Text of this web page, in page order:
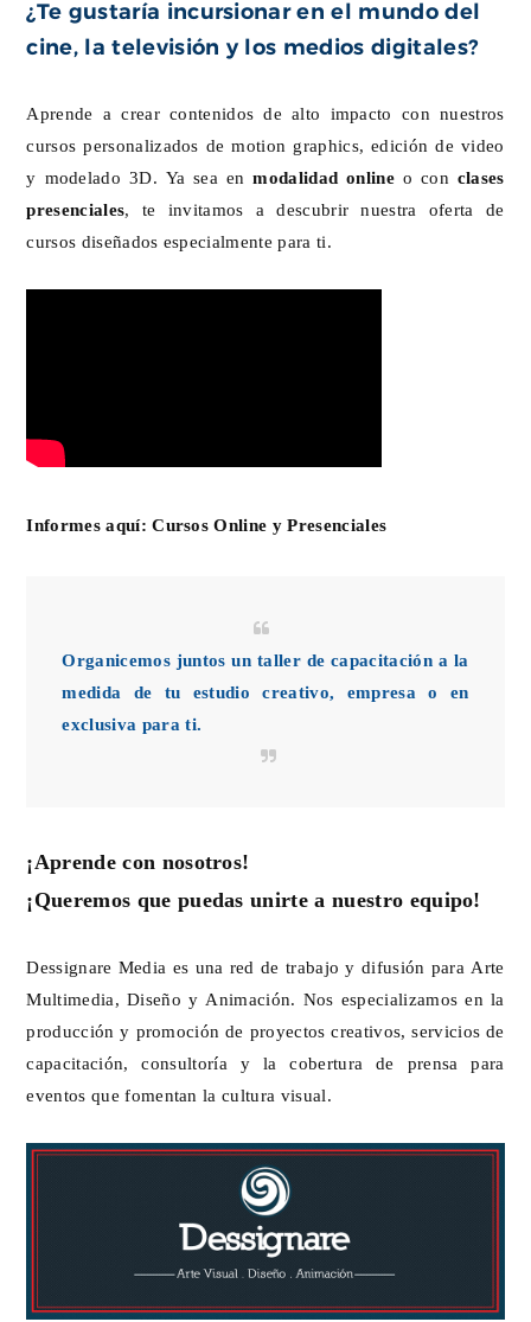
¿Te gustaría incursionar en el mundo del
cine, la televisión y los medios digitales?
Aprende a crear contenidos de alto impacto con nuestros
cursos personalizados de motion graphics, edición de video
y modelado 3D. Ya sea en modalidad onlineo con clases
presenciales , te invitamos a descubrir nuestra oferta de
cursos diseñados especialmente para ti.
Informes aquí:Cursos Online y Presenciales
Organicemos juntos un taller de capacitación a la
medida de tu estudio creativo, empresa o en
exclusiva para ti.
¡Aprende con nosotros!
¡Queremos que puedas unirte a nuestro equipo!
Dessignare Media es una red de trabajo y difusión para Arte
Multimedia, Diseño y Animación. Nos especializamos en la
producción y promoción de proyectos creativos, servicios de
capacitación, consultoría y la cobertura de prensa para
eventos que fomentan la cultura visual.